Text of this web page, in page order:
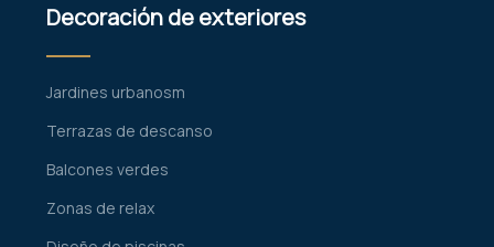
Decoración de exteriores
Jardines urbanosm
Terrazas de descanso
Balcones verdes
Zonas de relax